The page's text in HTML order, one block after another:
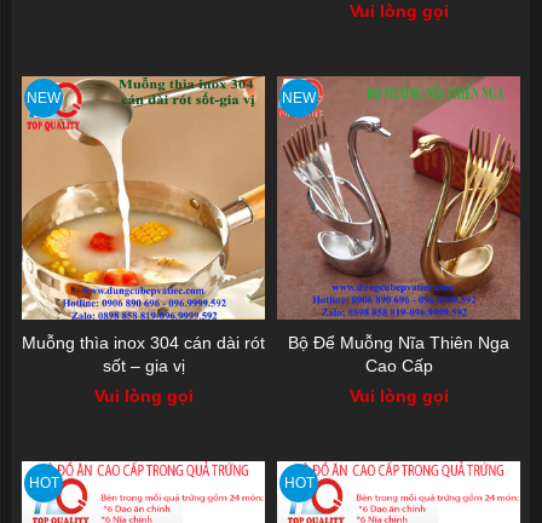
Vui lòng gọi
NEW
Muỗng thìa inox 304 cán dài rót
sốt – gia vị
Vui lòng gọi
NEW
Bộ Để Muỗng Nĩa Thiên Nga
Cao Cấp
Vui lòng gọi
HOT HOT